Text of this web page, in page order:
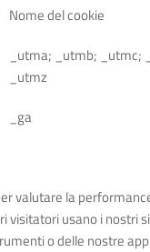
Nome del cookie
_utma; _utmb; _utmc;
_utmz
_ga
valutare la
visitatori usano i nostri
o delle nostre